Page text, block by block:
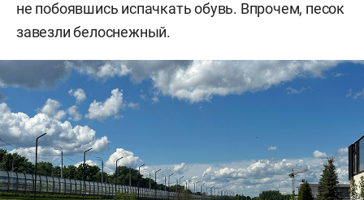
не побоявшись испачкать обувь. Впрочем, песок
завезли белоснежный.